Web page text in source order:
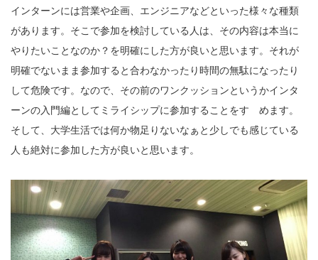
インターンには営業や企画、エンジニアなどといった様々な種類
があります。そこで参加を検討している人は、その内容は本当に
やりたいことなのか？を明確にした方が良いと思います。それが
明確でないまま参加すると合わなかったり時間の無駄になったり
して危険です。なので、その前のワンクッションというかインタ
ーンの入門編としてミライシップに参加することをすゝめます。
そして、大学生活では何か物足りないなぁと少しでも感じている
人も絶対に参加した方が良いと思います。